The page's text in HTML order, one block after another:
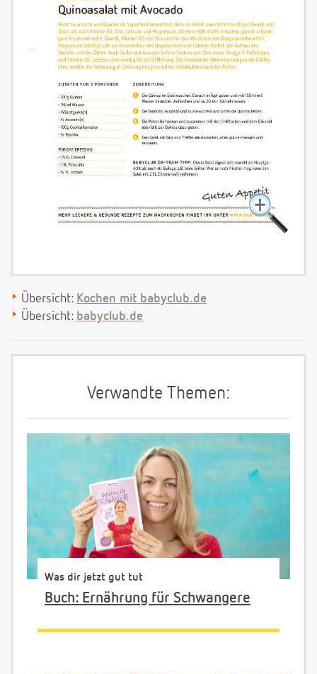
Übersicht: Kochen mit babyclub.de
Übersicht: babyclub.de
Verwandte Themen:
Was dir jetzt gut tut
Buch: Ernährung für Schwangere